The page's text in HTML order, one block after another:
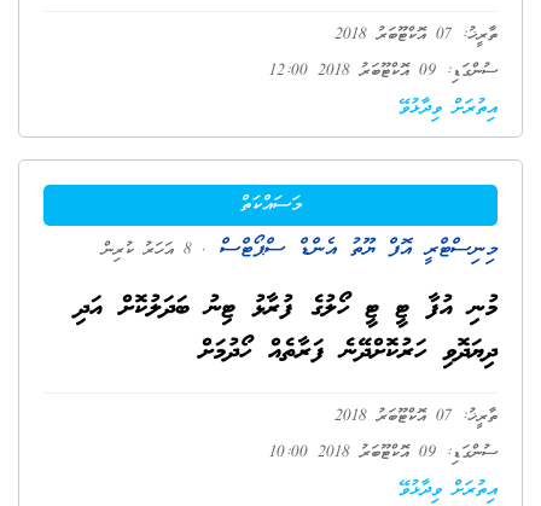
ތާރީޚު: 07 އޮކްޓޫބަރު 2018
ސުންގަޑި: 09 އޮކްޓޫބަރު 2018 12:00
އިތުރަށް ވިދާޅުވޭ
މަސައްކަތް
މިނިސްޓްރީ އޮފް ޔޫތު އެންޑް ސްޕޯޓްސް . 8 އަހަރު ކުރިން
މުނި އުފާ ޓީ ޓީ ހޯލުގެ ފުރާޅު ޓިނު ބަދަލުކޮށް އަދި
ދިޔަދޮވި ހަރުކޮށްދޭނެ ފަރާތެއް ހޯދުމަށް
ތާރީޚު: 07 އޮކްޓޫބަރު 2018
ސުންގަޑި: 09 އޮކްޓޫބަރު 2018 10:00
އިތުރަށް ވިދާޅުވޭ